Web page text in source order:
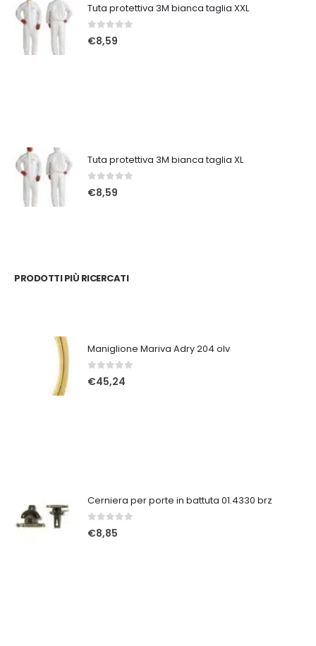
Tuta protettiva 3M bianca taglia XXL
0Su 5
€8,59
Tuta protettiva 3M bianca taglia XL
0Su 5
€8,59
PRODOTTI PIÙ RICERCATI
Maniglione Mariva Adry 204 olv
0Su 5
€45,24
Cerniera per porte in battuta 01.4330 brz
0Su 5
€8,85